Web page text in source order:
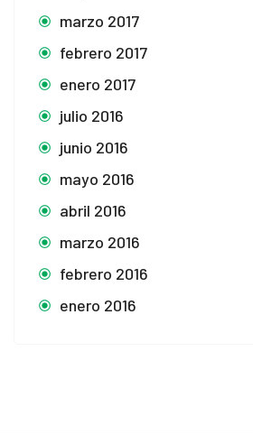
marzo 2017
febrero 2017
enero 2017
julio 2016
junio 2016
mayo 2016
abril 2016
marzo 2016
febrero 2016
enero 2016